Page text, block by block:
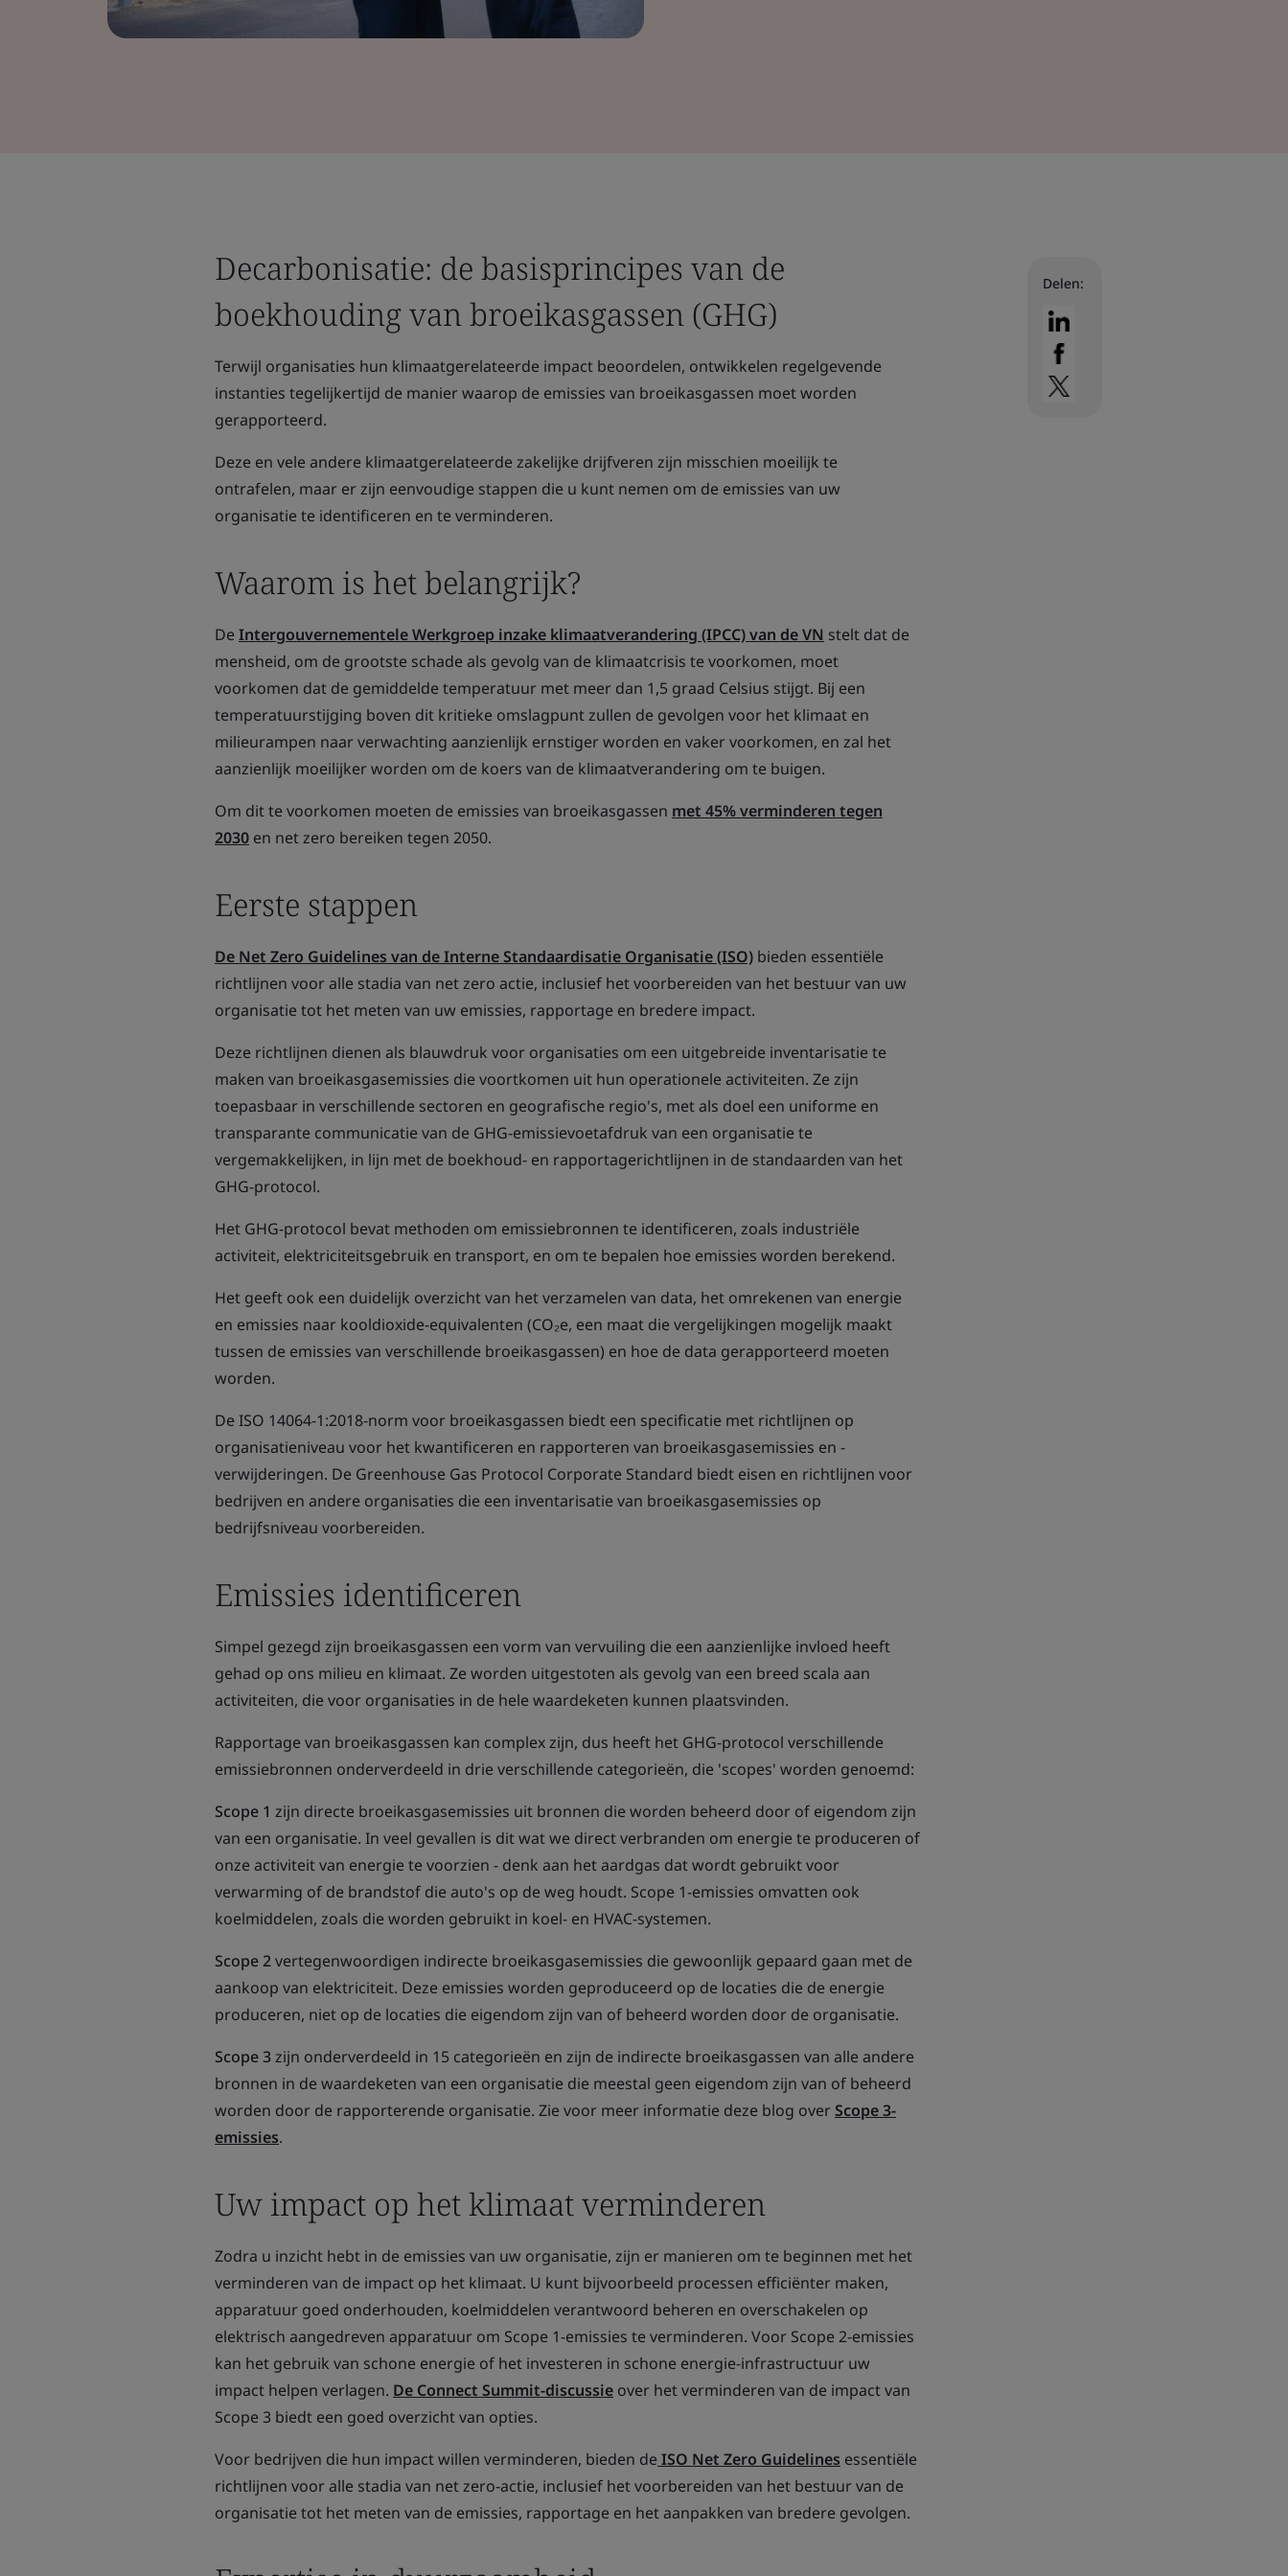
Decarbonisatie: de basisprincipes van de
boekhouding van broeikasgassen (GHG)
Terwijl organisaties hun klimaatgerelateerde impact beoordelen, ontwikkelen regelgevende
instanties tegelijkertijd de manier waarop de emissies van broeikasgassen moet worden
gerapporteerd.
Deze en vele andere klimaatgerelateerde zakelijke drijfveren zijn misschien moeilijk te
ontrafelen, maar er zijn eenvoudige stappen die u kunt nemen om de emissies van uw
organisatie te identificeren en te verminderen.
Waarom is het belangrijk?
De Intergouvernementele Werkgroep inzake klimaatverandering (IPCC) van de VN stelt dat de
mensheid, om de grootste schade als gevolg van de klimaatcrisis te voorkomen, moet
voorkomen dat de gemiddelde temperatuur met meer dan 1,5 graad Celsius stijgt. Bij een
temperatuurstijging boven dit kritieke omslagpunt zullen de gevolgen voor het klimaat en
milieurampen naar verwachting aanzienlijk ernstiger worden en vaker voorkomen, en zal het
aanzienlijk moeilijker worden om de koers van de klimaatverandering om te buigen.
Om dit te voorkomen moeten de emissies van broeikasgassen met 45% verminderen tegen
2030 en net zero bereiken tegen 2050.
Eerste stappen
De Net Zero Guidelines van de Interne Standaardisatie Organisatie (ISO) bieden essentiële
richtlijnen voor alle stadia van net zero actie, inclusief het voorbereiden van het bestuur van uw
organisatie tot het meten van uw emissies, rapportage en bredere impact.
Deze richtlijnen dienen als blauwdruk voor organisaties om een uitgebreide inventarisatie te
maken van broeikasgasemissies die voortkomen uit hun operationele activiteiten. Ze zijn
toepasbaar in verschillende sectoren en geografische regio's, met als doel een uniforme en
transparante communicatie van de GHG-emissievoetafdruk van een organisatie te
vergemakkelijken, in lijn met de boekhoud- en rapportagerichtlijnen in de standaarden van het
GHG-protocol.
Het GHG-protocol bevat methoden om emissiebronnen te identificeren, zoals industriële
activiteit, elektriciteitsgebruik en transport, en om te bepalen hoe emissies worden berekend.
Het geeft ook een duidelijk overzicht van het verzamelen van data, het omrekenen van energie
en emissies naar kooldioxide-equivalenten (CO₂e, een maat die vergelijkingen mogelijk maakt
tussen de emissies van verschillende broeikasgassen) en hoe de data gerapporteerd moeten
worden.
De ISO 14064-1:2018-norm voor broeikasgassen biedt een specificatie met richtlijnen op
organisatieniveau voor het kwantificeren en rapporteren van broeikasgasemissies en -
verwijderingen. De Greenhouse Gas Protocol Corporate Standard biedt eisen en richtlijnen voor
bedrijven en andere organisaties die een inventarisatie van broeikasgasemissies op
bedrijfsniveau voorbereiden.
Emissies identificeren
Simpel gezegd zijn broeikasgassen een vorm van vervuiling die een aanzienlijke invloed heeft
gehad op ons milieu en klimaat. Ze worden uitgestoten als gevolg van een breed scala aan
activiteiten, die voor organisaties in de hele waardeketen kunnen plaatsvinden.
Rapportage van broeikasgassen kan complex zijn, dus heeft het GHG-protocol verschillende
emissiebronnen onderverdeeld in drie verschillende categorieën, die 'scopes' worden genoemd:
Scope 1 zijn directe broeikasgasemissies uit bronnen die worden beheerd door of eigendom zijn
van een organisatie. In veel gevallen is dit wat we direct verbranden om energie te produceren of
onze activiteit van energie te voorzien - denk aan het aardgas dat wordt gebruikt voor
verwarming of de brandstof die auto's op de weg houdt. Scope 1-emissies omvatten ook
koelmiddelen, zoals die worden gebruikt in koel- en HVAC-systemen.
Scope 2vertegenwoordigen indirecte broeikasgasemissies die gewoonlijk gepaard gaan met de
aankoop van elektriciteit. Deze emissies worden geproduceerd op de locaties die de energie
produceren, niet op de locaties die eigendom zijn van of beheerd worden door de organisatie.
Scope 3zijn onderverdeeld in 15 categorieën en zijn de indirecte broeikasgassen van alle andere
bronnen in de waardeketen van een organisatie die meestal geen eigendom zijn van of beheerd
worden door de rapporterende organisatie. Zie voor meer informatie deze blog overScope 3-
emissies.
Uw impact op het klimaat verminderen
Zodra u inzicht hebt in de emissies van uw organisatie, zijn er manieren om te beginnen met het
verminderen van de impact op het klimaat. U kunt bijvoorbeeld processen efficiënter maken,
apparatuur goed onderhouden, koelmiddelen verantwoord beheren en overschakelen op
elektrisch aangedreven apparatuur om Scope 1-emissies te verminderen. Voor Scope 2-emissies
kan het gebruik van schone energie of het investeren in schone energie-infrastructuur uw
impact helpen verlagen. De Connect Summit-discussie over het verminderen van de impact van
Scope 3 biedt een goed overzicht van opties.
Voor bedrijven die hun impact willen verminderen, bieden de ISO Net Zero Guidelines essentiële
richtlijnen voor alle stadia van net zero-actie, inclusief het voorbereiden van het bestuur van de
organisatie tot het meten van de emissies, rapportage en het aanpakken van bredere gevolgen.
Delen: